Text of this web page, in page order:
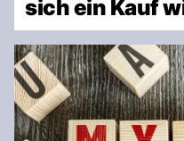
sich ein Kauf